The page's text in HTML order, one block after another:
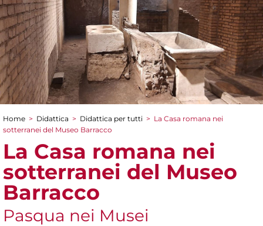
Tu sei qui
Home > Didattica > Didattica per tutti > La Casa romana nei
sotterranei del Museo Barracco
La Casa romana nei
sotterranei del Museo
Barracco
Pasqua nei Musei